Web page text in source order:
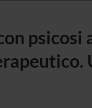
psicosi